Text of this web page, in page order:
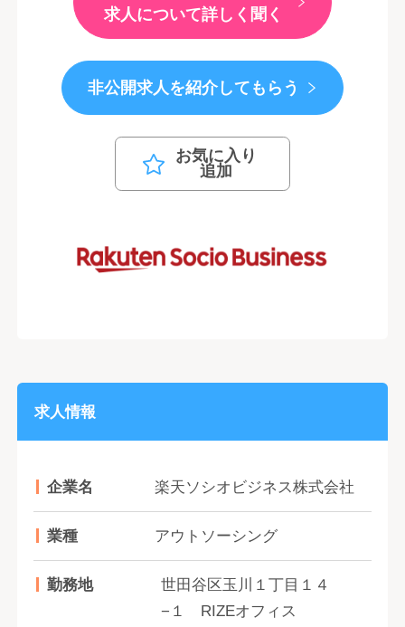
求人について詳しく聞く
非公開求人を紹介してもらう
お気に入り
追加
求人情報
企業名 楽天ソシオビジネス株式会社
業種 アウトソーシング
勤務地
世田谷区玉川１丁目１４
−１ RIZEオフィス